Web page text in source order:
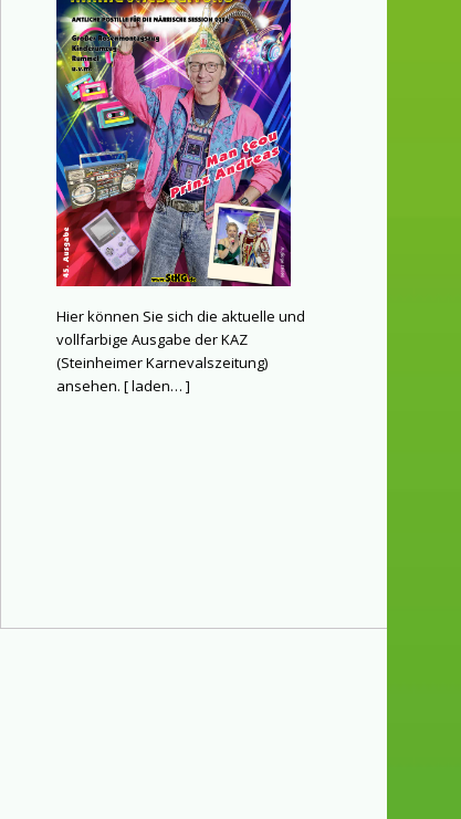
Hier können Sie sich die aktuelle und
vollfarbige Ausgabe der KAZ
(Steinheimer Karnevalszeitung)
ansehen. [laden… ]